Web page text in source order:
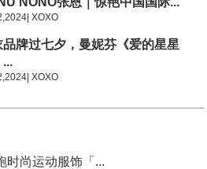
XOXO
品牌过七夕，曼妮芬《爱的星星
...
XOXO
时尚运动服饰「...